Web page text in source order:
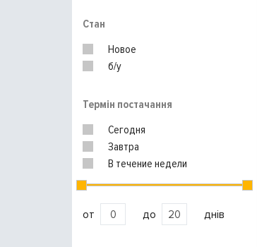
Стан
Новое
б/у
Термін постачання
Сегодня
Завтра
В течение недели
от до днів